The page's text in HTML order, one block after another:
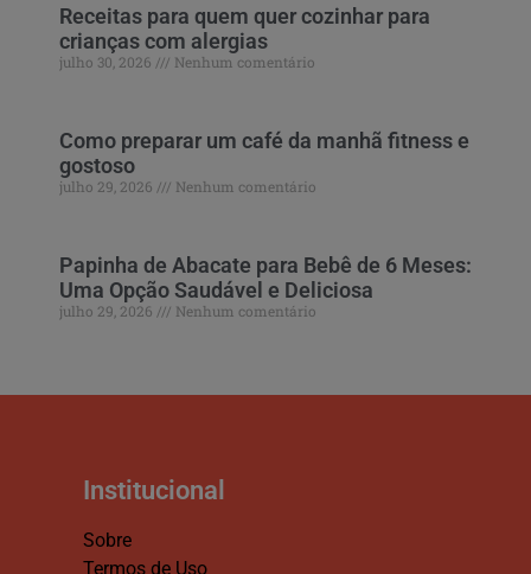
Receitas para quem quer cozinhar para
crianças com alergias
julho 30, 2026 Nenhum comentário
Como preparar um café da manhã fitness e
gostoso
julho 29, 2026 Nenhum comentário
Papinha de Abacate para Bebê de 6 Meses:
Uma Opção Saudável e Deliciosa
julho 29, 2026 Nenhum comentário
Institucional
Sobre
Termos de Uso